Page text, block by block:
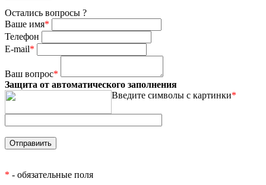
Остались вопросы ?
Ваше имя*
Телефон
E-mail*
Ваш вопрос*
Защита от автоматического заполнения
Введите символы с картинки*
* - обязательные поля